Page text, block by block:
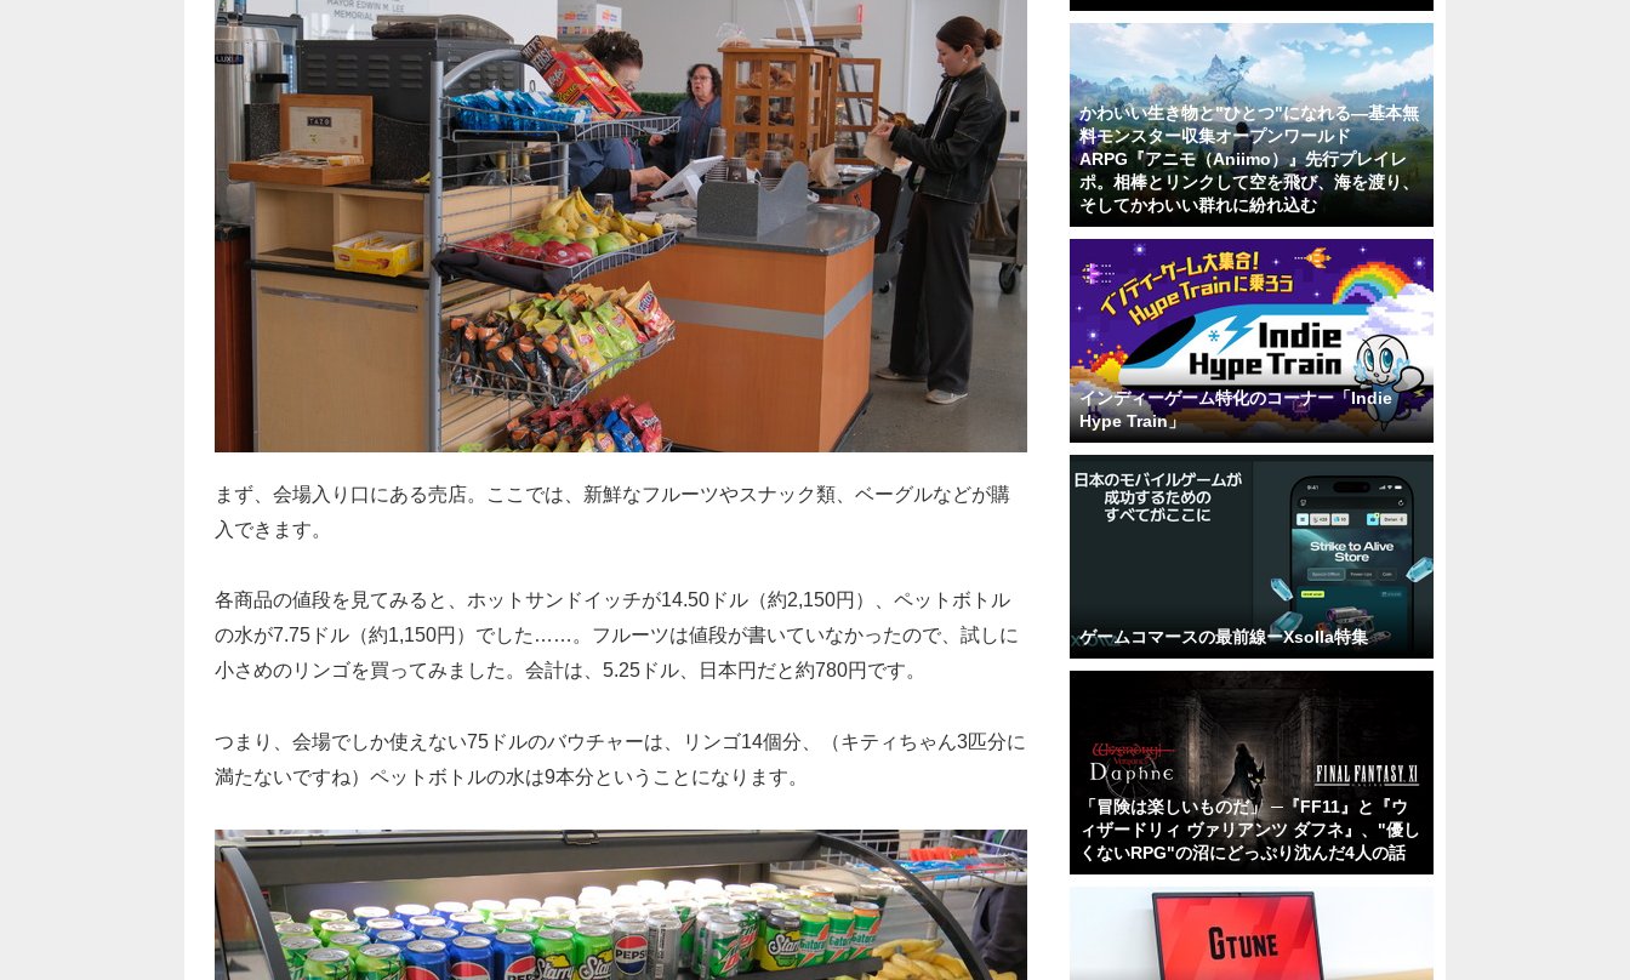
まず、会場入り口にある売店。ここでは、新鮮なフルーツやスナック類、ベーグルなどが購
入できます。
各商品の値段を見てみると、ホットサンドイッチが14.50ドル（約2,150円）
、ペットボトル
の水が7.75ドル（約1,150円） でした……。フルーツは値段が書いていなかったので、試しに
小さめのリンゴを買ってみました。会計は、 5.25ドル、日本円だと約780円です。
つまり、会場でしか使えない75ドルのバウチャーは、リンゴ14個分、（キティちゃん3匹分に
満たないですね）ペットボトルの水は9本分ということになります。
かわいい生き物と"ひとつ"になれる―基本無
料モンスター収集オープンワールド
ARPG『アニモ（Aniimo）』先行プレイレ
ポ。相棒とリンクして空を飛び、海を渡り、
そしてかわいい群れに紛れ込む
インディーゲーム特化のコーナー「Indie
Hype Train」
ゲームコマースの最前線ーXsolla特集
「冒険は楽しいものだ」 ─『FF11』と『ウ
ィザードリィ ヴァリアンツ ダフネ』、"優し
くないRPG"の沼にどっぷり沈んだ4人の話